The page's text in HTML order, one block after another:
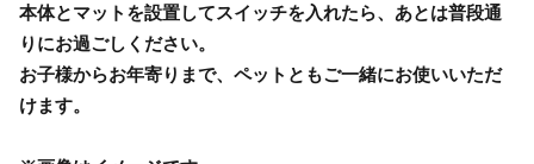
本体とマットを設置してスイッチを入れたら、あとは普段通
りにお過ごしください。
お子様からお年寄りまで、ペットともご一緒にお使いいただ
けます。